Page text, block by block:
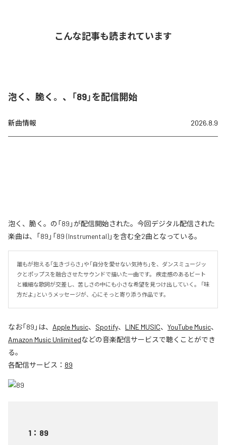
こんな記事も読まれています
泡く、脆く。、「89」を配信開始
新曲情報 2026.8.9
泡く、脆く。の「89」が配信開始された。今回デジタル配信された
楽曲は、「89」「89 (Instrumental)」を含む全2曲となっている。
誰もが抱える「生きづらさ」や「自分を愛せない気持ち」を、ダンスミュージッ
クとポップスを融合させたサウンドで描いた一曲です。 疾走感のあるビート
と繊細な歌詞が交差し、苦しさの中にも小さな希望を見つけ出していく。 「味
方だよ」というメッセージが、心にそっと寄り添う作品です。
なお「89 」は、 Apple Music、 Spotify、 LINE MUSIC、 YouTube Music、
Amazon Music Unlimitedなどの音楽配信サービスで聴くことができ
る。
各配信サービス： 89
1 ： 89